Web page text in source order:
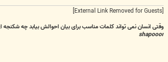
[External Link Removed for Guests]
وقتی انسان نمی تواند کلمات مناسب برای بیان احوالش بیابد چه
shapooor